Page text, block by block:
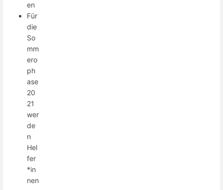
en
Für
die
So
mm
ero
ph
ase
20
21
wer
de
n
Hel
fer
*in
nen